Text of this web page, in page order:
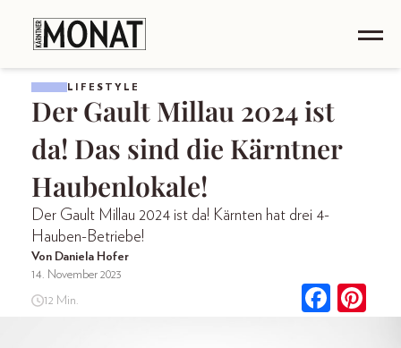
LIFESTYLE
Der Gault Millau 2024 ist
da! Das sind die Kärntner
Haubenlokale!
Der Gault Millau 2024 ist da! Kärnten hat drei 4-
Hauben-Betriebe!
Von Daniela Hofer
14. November 2023
12 Min.